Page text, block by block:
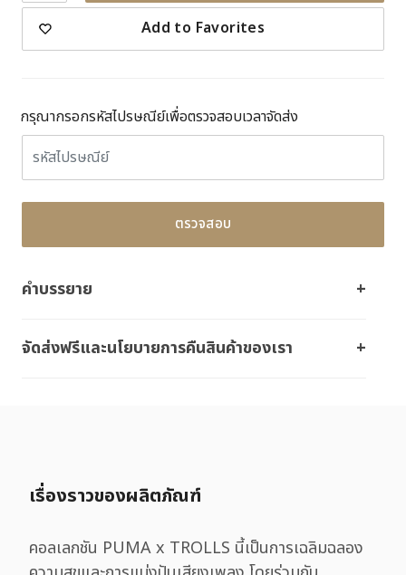
Add to Favorites
กรุณากรอกรหัสไปรษณีย์เพื่อตรวจสอบเวลาจัดส่ง
ตรวจสอบ
คำบรรยาย
จัดส่งฟรีและนโยบายการคืนสินค้าของเรา
เรื่องราวของผลิตภัณฑ์
คอลเลกชัน PUMA x TROLLS นี้เป็นการเฉลิมฉลอง